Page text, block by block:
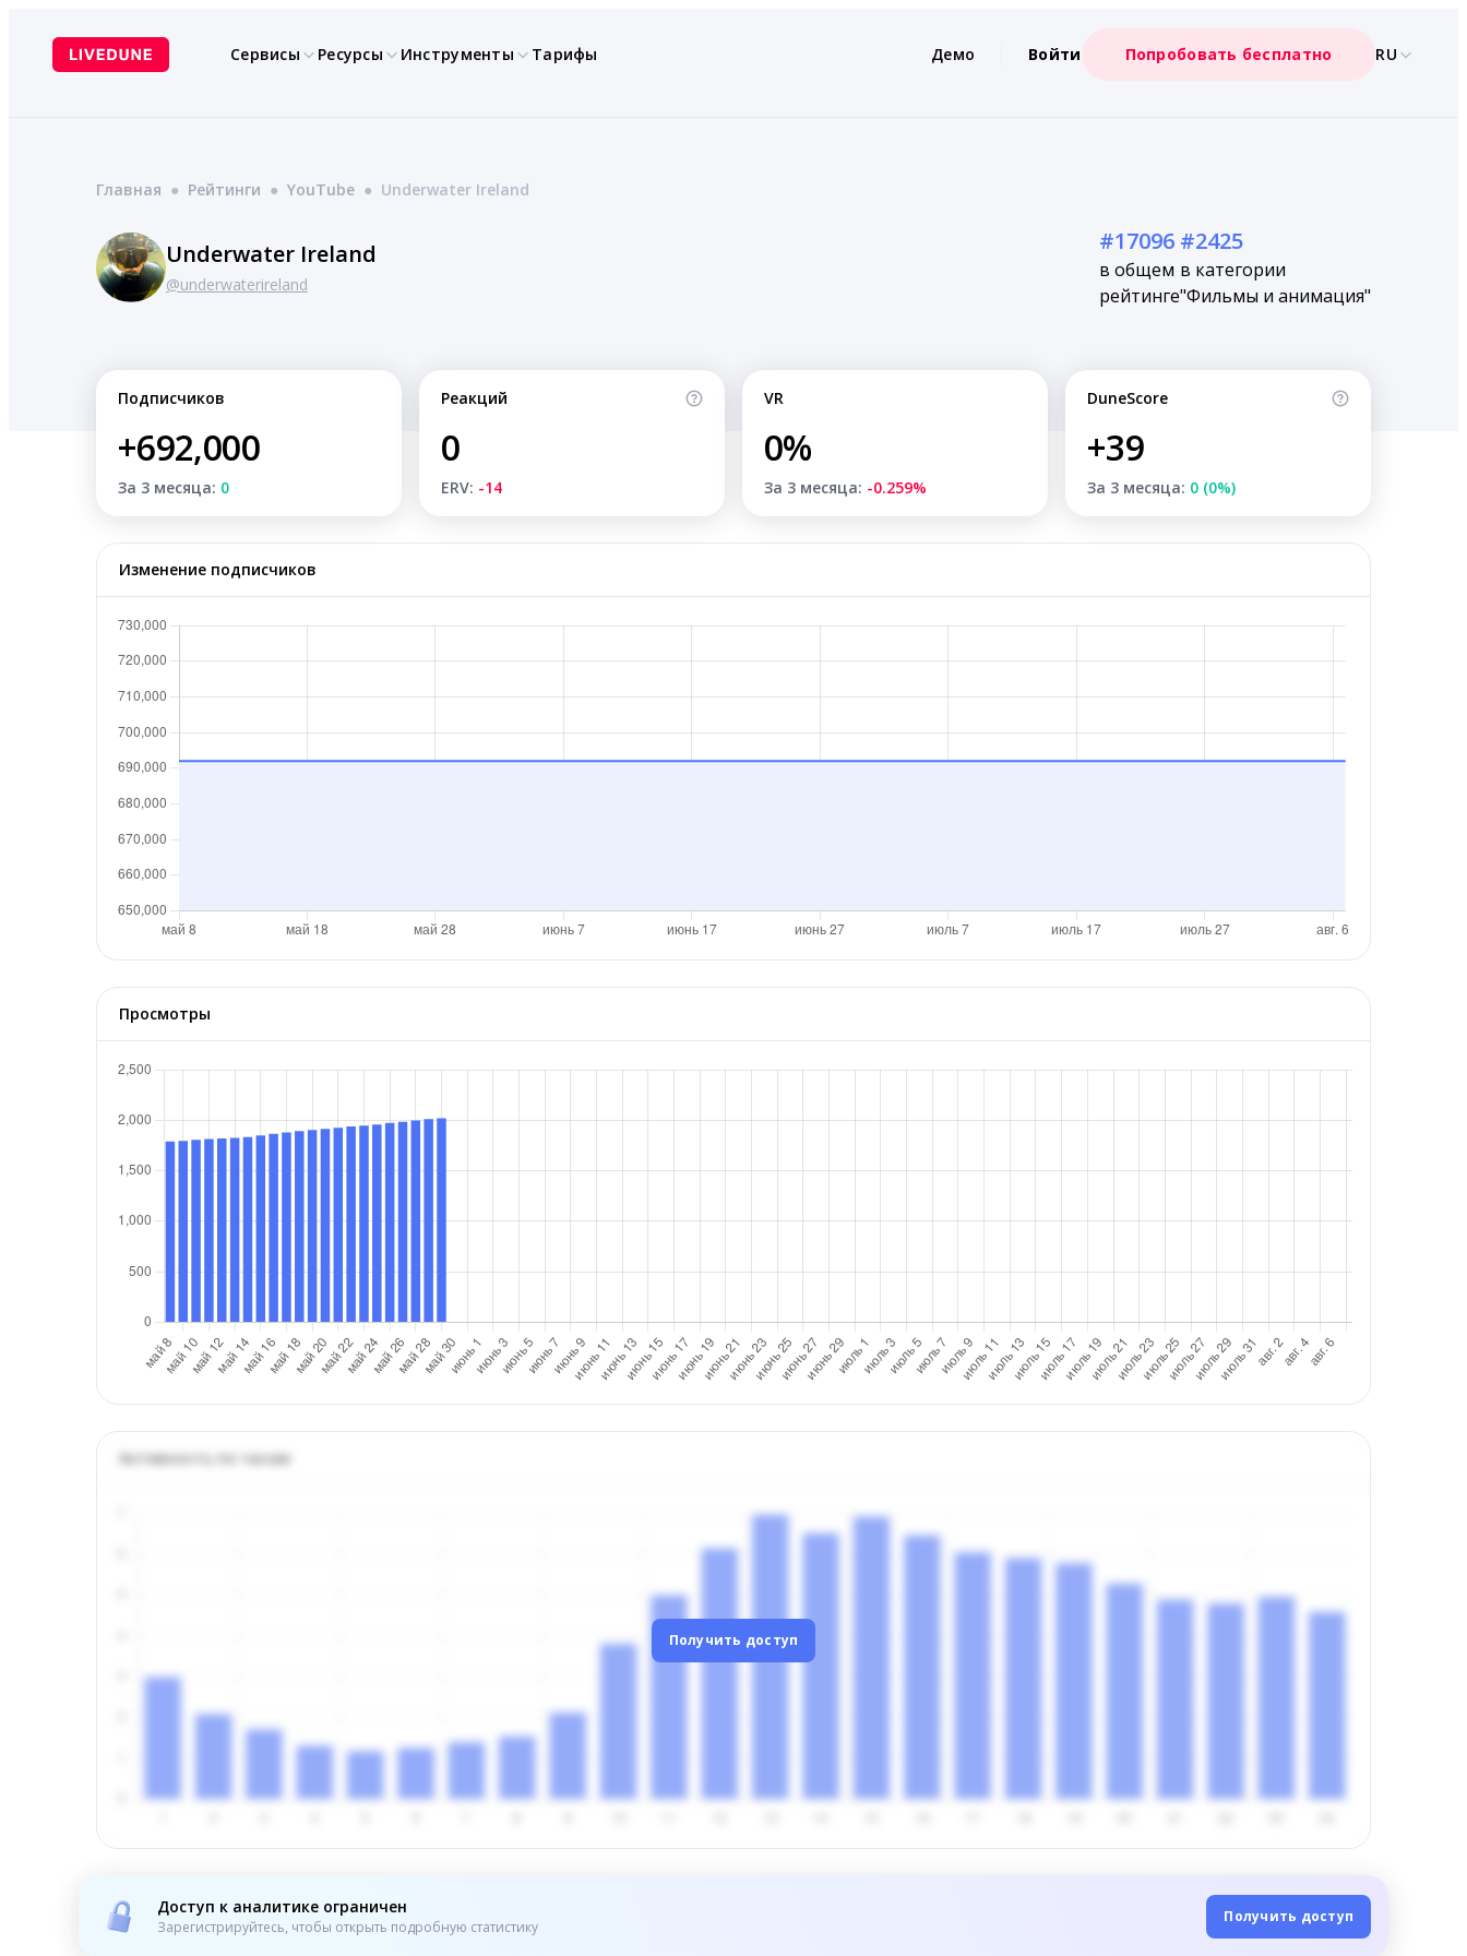
содержимому
Сервисы Ресурсы Инструменты Тарифы Демо Войти Попробовать бесплатно RU
Главная ● Рейтинги ● YouTube ● Underwater Ireland
Underwater Ireland
@underwaterireland
#17096
в общем
рейтинге
#2425
в категории
"Фильмы и анимация"
Подписчиков
+692,000
За 3 месяца: 0
Реакций
0
ERV: -14
VR
0%
За 3 месяца: -0.259%
DuneScore
+39
За 3 месяца: 0 (0%)
Изменение подписчиков
Просмотры
Активность по часам
Получить доступ
Доступ к аналитике ограничен
Зарегистрируйтесь, чтобы открыть подробную статистику
Получить доступ